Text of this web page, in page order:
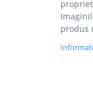
produs